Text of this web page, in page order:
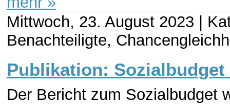
Mittwoch, 23. August 2023 |
Benachteiligte,
Publikation: Sozialbudget
Der Bericht zum Sozialbudget